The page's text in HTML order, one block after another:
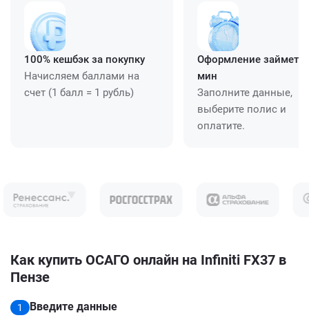
100% кешбэк за покупку
Начисляем баллами на
счет (1 балл = 1 рубль)
Оформление займет
мин
Заполните данные,
выберите полис и
оплатите.
Как купить ОСАГО онлайн на Infiniti FX37 в
Пензе
1
Введите данные